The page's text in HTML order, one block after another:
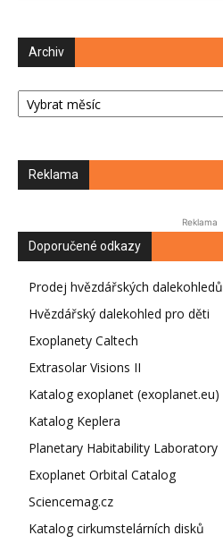
Archiv
Archiv
Reklama
Reklama
Doporučené odkazy
Prodej hvězdářských dalekohledů
Hvězdářský dalekohled pro děti
Exoplanety Caltech
Extrasolar Visions II
Katalog exoplanet (exoplanet.eu)
Katalog Keplera
Planetary Habitability Laboratory
Exoplanet Orbital Catalog
Sciencemag.cz
Katalog cirkumstelárních disků